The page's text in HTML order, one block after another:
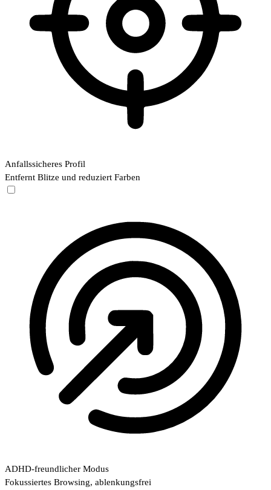
Anfallssicheres Profil
Entfernt Blitze und reduziert Farben
ADHD-freundlicher Modus
Fokussiertes Browsing, ablenkungsfrei